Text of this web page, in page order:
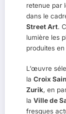
retenue par
dans le
Street Art.
lumière les
produites
L’œuvre
la Croix
Zurik, en
la Ville de
fresques